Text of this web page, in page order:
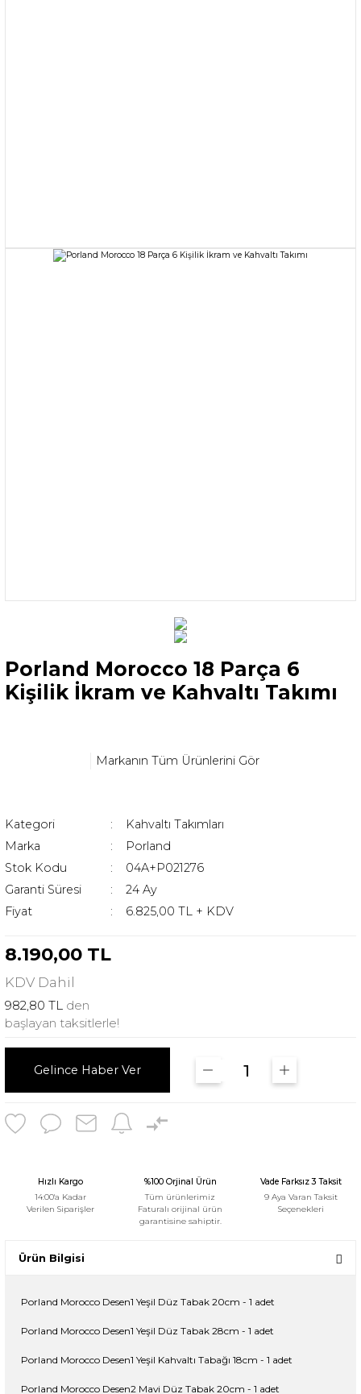
Porland Morocco 18 Parça 6
Kişilik İkram ve Kahvaltı Takımı
Markanın Tüm Ürünlerini Gör
Kategori
Kahvaltı Takımları
Marka
Porland
Stok Kodu
04A+P021276
Garanti Süresi
24 Ay
Fiyat
6.825,00 TL + KDV
8.190,00 TL
KDV Dahil
982,80 TL den
başlayan taksitlerle!
Gelince Haber Ver
Hızlı Kargo
14:00'a Kadar
Verilen Siparişler
%100 Orjinal Ürün
Tüm ürünlerimiz
Faturalı orijinal ürün
garantisine sahiptir.
Vade Farksız 3 Taksit
9 Aya Varan Taksit
Seçenekleri
Ürün Bilgisi
Porland Morocco Desen1 Yeşil Düz Tabak 20cm - 1 adet
Porland Morocco Desen1 Yeşil Düz Tabak 28cm - 1 adet
Porland Morocco Desen1 Yeşil Kahvaltı Tabağı 18cm - 1 adet
Porland Morocco Desen2 Mavi Düz Tabak 20cm - 1 adet